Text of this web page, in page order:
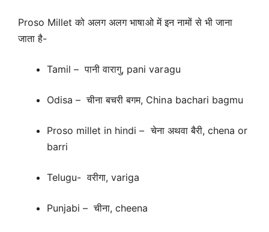
Proso Millet को अलग अलग भाषाओ में इन नामों से भी जाना
जाता है-
Tamil – पानी वारागु, pani varagu
Odisa – चीना बचरी बगम, China bachari bagmu
Proso millet in hindi – चेना अथवा बैरी, chena or
barri
Telugu- वरीगा, variga
Punjabi – चीना, cheena